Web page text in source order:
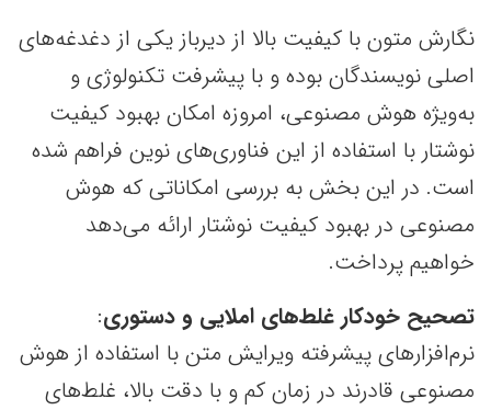
نگارش متون با کیفیت بالا از دیرباز یکی از دغدغه‌های
اصلی نویسندگان بوده و با پیشرفت تکنولوژی و
به‌ویژه هوش مصنوعی، امروزه امکان بهبود کیفیت
نوشتار با استفاده از این فناوری‌های نوین فراهم شده
است. در این بخش به بررسی امکاناتی که هوش
مصنوعی در بهبود کیفیت نوشتار ارائه می‌دهد
خواهیم پرداخت.
تصحیح خودکار غلط‌های املایی و دستوری:
نرم‌افزارهای پیشرفته ویرایش متن با استفاده از هوش
مصنوعی قادرند در زمان کم و با دقت بالا، غلط‌های